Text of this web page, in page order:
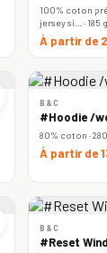
100% coton
jersey si… · 185
À partir de
B&C
#Hoodie /
80% coton ·
À partir de
B&C
#Reset